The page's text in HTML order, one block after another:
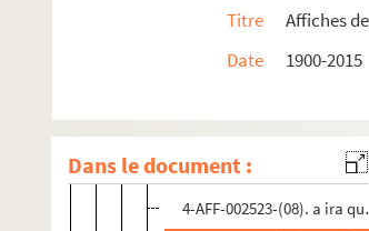
Titre
Affiches
Date
1900-2015
Dans le document :
4-AFF-002523-(03). Les
4-AFF-002523-(04). Animaux
4-AFF-002523-(06). Baal
4-AFF-002523-(07). Le
4-AFF-002523-(08). a ira